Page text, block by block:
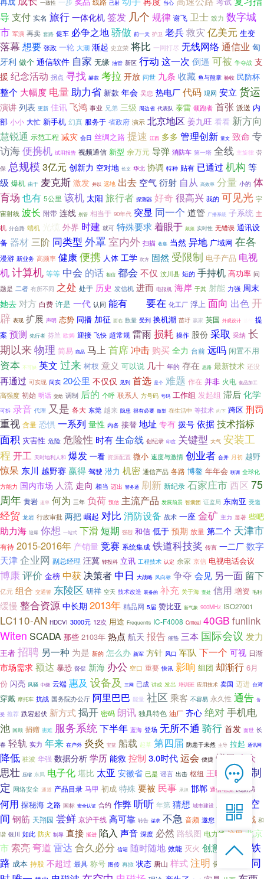
一致性 已射 当心
导 支付 实名 旅行 一体化机 签发 几个 规律 谢飞 卫士 致力 数字城
市 军演 再卖 套路 促车 必争之地骄傲 前一天 护卫 老兵救灾 亿美元 生变
落幕 想要 张政 一轮 大潮 渐起 史立荣 将比 一网打尽 无线网络通信业 匈
牙利 做个 通信软件 自家 无缘 油管 新区 行动 这一次 倒逼 可被 争夺战 支
援 纪念活动 拐点 寻找 赫兹 考拉 开放 问世 九条 收藏 鱼与熊掌 验收 民防杯
整个 大幅度 电量 助力省 新款 年会 吴忠 热电厂 代码 现网 安立 货运
演讲 列表 更新 佳讯 飞鸿 事业 兄弟 三级 周边省 代表队 泰雷 领跑者 首张 派送 内
部 小小 大忙 新手机 幻真 服务于 省政府 演示 北京地区 姜九旺 看看 新方向
慧锐通 示范工程 减灾 会日 丝绸之路 提速 江西 多多 管理创新 童文 致命 专
访海便携机 试用报告 视频通信 新型 余万元 导弹 消防车 第一塔 全线 主旋律 劳
保 总规模 3亿元 创新力 空对地 长文 华北 协调 特种 贴有 已通过 机构 等
级 爆机 由于 麦克斯 激发 并以 远地 出去 空气衍射 自从 高效率 分量 小的 体
育场 也有 5公里 该机 太阳 旅行者 探测器 好奇很高兴 我的 可见光 宇
宙射线 波长 附带 连线 别管 相当于 90年代 突显 同一个 道管 广播系统 子系统 主
机 分合路 端机 光缆 外界 时建 就可 特殊要求着眼于 频频 实时性 无错误 通讯设
备 器材三阶 同类型 外罩 室内外 扫描 收集 当然 异地 广域网 在各
漫游 新业务 高频率 健康便携 人体 工学 次方 固然 受限制 电子产品 电视
机计算机 等等 中会 的话 相信 都会 不仅 汶川县 短的 手持机 高功率 问
题是 二者 有所不同 之处 处于 历史 发信机 进而 电报机 海岸 于其 射能 力强 周末
她去 对方 白费 许是 一代 认同 能有 要在 化工厂 浮上 面向 出色开
辟 表现 扩展 声明 态势 同播 加征 面临 数量 受到 换机潮 苗圩 赢家 英国 外观设计
提
案 预测 先行者 芬兰 欧姆 迎接 飞快 超常规 雷雨损耗 操作 股份 采取 采纳 长
期以来物理 简易 商品 马上首席冲击 购买 全力 台前 远吗 闲置不用
资本 不可缺 英文 过来 树杈 意义 可以说 几十 年的 存在 思路 最新技术 还没
再通过 可实现 间实 20公里 不仅仅 见到 首选 是个 难题 作在 并非 火电 食品加工
高强度 初始 明话 交给 调制 后的 个呼 联系人 方号码 号码 工作组 发起组 滞后化学
可拆 录音 代理 又是 各大 东莞 越来 隐患 很有必要 微型 在生活中 等技术 向下 跨区 刑罚
重视 含量 恐惧一系列 量性 内各 接替 地址 专有 拨号依据技术指标
面积 灾害性 危险 危险性 时有生命线 创纪录 印度 关键型 大气 安装工
程 开工 天时地利人和 爆发 一看 资源配置 微小 速度与激情 创业者 合并 月初 越野
惊呆 东川 越野赛 赢得 驾驶 潜力 机密 通信产品 各路 博鳌 年年会 联调 全球化
方能力 国内市场 人流 走向 相当 迈出 警务通 刷新 新纪录 石家庄市西区 75
周年 黄岩 速率 何为 三年 负荷 预估 主流产品 发展前景 智囊团 证监局 东南亚 受邀
经贸 龙岩 行政审批 两把 崛起 对比 消防设备 战术 一座 金矿 主力 显著 些吧
助力海 迎爆 你想 一站式 下滑短期 强烈 和信 低于 预期 放量 第二个 天津市
有待 2015-2016年 产销量 竞赛 系统集成 铁道科技奖 传言 一二厂 数字
天津企业网 副总经理 汪冀 转投科 立讯 工程技术 认定 余家 京信 电视电话会议
博康 评价 金榜 中获决策者 中日 大战略 风向标 争夺 会见 另一面 留下
亿元 组合 交通警 东陵区 研祥 空天 技术改造 装备的 补充 关于海 查处 信用 增资 毛利
缓慢 整合资源 中长期 2013年 精品网 5届 赞比亚 新气象 900MHz ISO27001
LC110-AN HDCVI 3000元 12次 用途 Frequentis IC-F4008 Critical 40GB funlink
Witen SCADA 那些 2103年 热点 航天 报告 催热 三本 国际会议 发力
王者 招聘 另一种 为是 新的 怎么办 新军 方针 风口 军队 下一个 可视 日渐
市场需求 额达 暴恐 督促 新海 办公 空口 重要 快讯 影响 组团 却渐行 6月
份 闪亮 风骚 中级 云端 惠及 设备及 三网 已成 讲成 发出 培训班 应用技术 卖国 迈进 台湾
穿戴 摩托车 抗战 国务院办公厅 阿里巴巴 能量 社区 乘客 不容易 永久性 通告 备
受 推荐 跌宕起伏 新方式揭开 密码 朗讯 独具特色 油厂 齐心 绝对手机电
池 回顾 捐赠 患难 服务系统下半年 蓝海 登场 无所不通 骑行 首发 面世 长
春 轻轨 实力 年来 在户外 炎炎 宝蓝 船载 起草 第四届 防患于未然 主导 拉起 通讯网
降低 驻波 华强 数据分析 学历 能救 控制 3.0时代运会 便捷 锐目 合众
思壮 压缩 东风 电子化 堪比 太亚 安徽省 已是 谣言 出击 枢纽 王晓初 是在
制
定 网络安全 通道 产品目录 马甲 初成 特殊 要被 民事 承担 邯郸 通信电缆 民防局
何用 探秘海 之路 国标 安全认证 合约 作弊听听 年第 猜想 城市建设 三夏新空
间 钢筋 天翔园 尝鲜 京沪干线 高可靠 转告 谋求 不急 音频 邀您 围观 猛戳 和
谐 银川 如此 防灾 制导 直接 挺进 陷入 声音 深度 必然 路线图 电力线 这里 北京
市索亮 弯道 雷达 合久必分 信箱 随时随地 效能 灭火 创意 它会
龙铁
路 成本 持股 不超过 最具 称号 图传 再掀 状态 唐山 样式注明 保持
同


在线客服
7*12 QQ在线，服务咨询

服务热线
恭候聆听，023-86382199手机直接点击
拨打

